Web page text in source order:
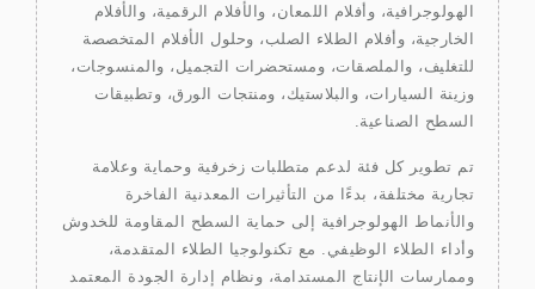
الهولوجرافية، وأفلام اللمعان، والأفلام الرقمية، والأفلام
الخارجية، وأفلام الطلاء الصلب، وحلول الأفلام المتخصصة
للتغليف، والملصقات، ومستحضرات التجميل، والمنسوجات،
وزينة السيارات، والبلاستيك، ومنتجات الورق، وتطبيقات
السطح الصناعية.
تم تطوير كل فئة لدعم متطلبات زخرفية وحماية وعلامة
تجارية مختلفة، بدءًا من التأثيرات المعدنية الفاخرة
والأنماط الهولوجرافية إلى حماية السطح المقاومة للخدوش
وأداء الطلاء الوظيفي. مع تكنولوجيا الطلاء المتقدمة،
وممارسات الإنتاج المستدامة، ونظام إدارة الجودة المعتمد